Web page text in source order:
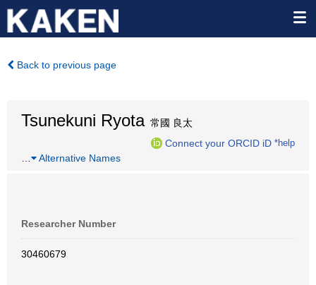
Back to previous page
Tsunekuni Ryota常國 良太
Connect your ORCID iD *help
Alternative Names
Researcher Number
30460679